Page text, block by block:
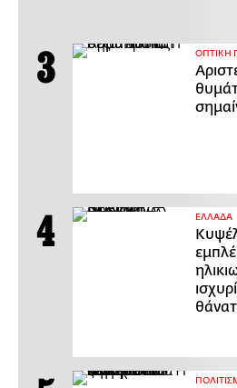
ΟΠΤΙΚΗ
ΕΛΛΑΔΑ